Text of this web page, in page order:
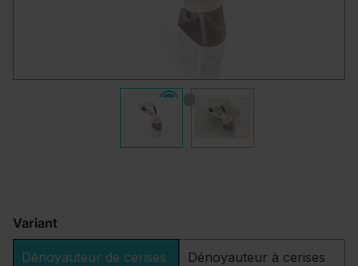
Variant
Dénoyauteur de cerises
Dénoyauteur à cerises